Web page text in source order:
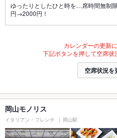
ゆったりとしたひと時を…席時間無制
円→2000円！
カレンダーの更新
下記ボタンを押して空席状
空席状況を
岡山モノリス
イタリアン・フレンチ 岡山駅